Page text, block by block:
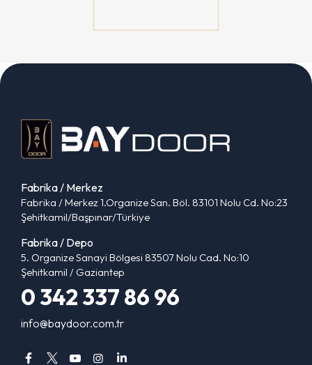
Fabrika / Merkez
Fabrika / Merkez 1.Organize San. Böl. 83101 Nolu Cd. No:23
Şehitkamil/Başpınar/Türkiye
Fabrika / Depo
5. Organize Sanayi Bölgesi 83507 Nolu Cad. No:10
Şehitkamil / Gaziantep
0 342 337 86 96
info@baydoor.com.tr